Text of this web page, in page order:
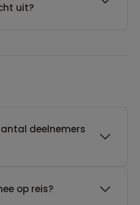
uit?
deelnemers
op reis?